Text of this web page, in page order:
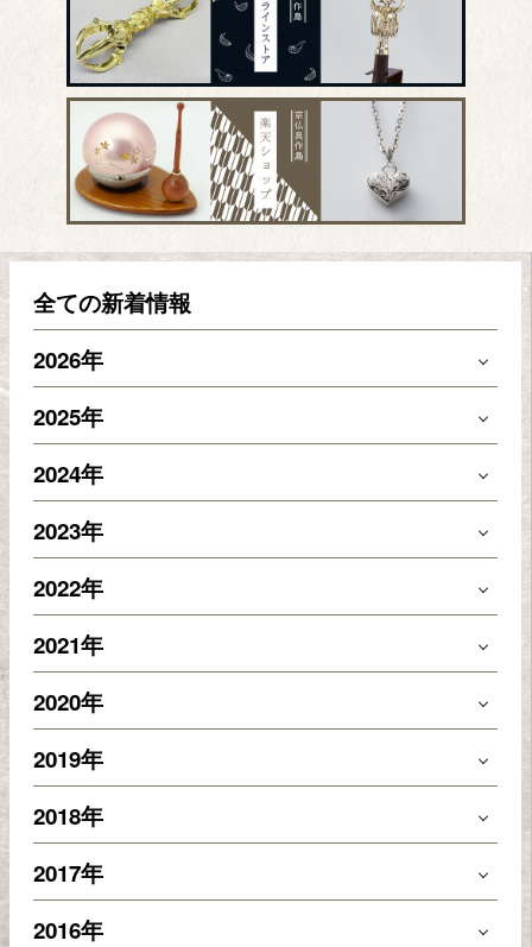
全ての新着情報
2026年
2025年
2024年
2023年
2022年
2021年
2020年
2019年
2018年
2017年
2016年